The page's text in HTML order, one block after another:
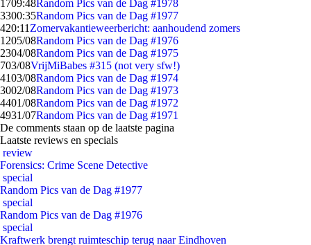
1709:48Random Pics van de Dag #1978
3300:35Random Pics van de Dag #1977
420:11 Zomervakantieweerbericht: aanhoudend zomers
1205/08Random Pics van de Dag #1976
2304/08Random Pics van de Dag #1975
703/08VrijMiBabes #315 (not very sfw!)
4103/08Random Pics van de Dag #1974
3002/08Random Pics van de Dag #1973
4401/08Random Pics van de Dag #1972
4931/07Random Pics van de Dag #1971
De comments staan op de laatste pagina
Laatste reviews en specials
review
Forensics: Crime Scene Detective
special
Random Pics van de Dag #1977
special
Random Pics van de Dag #1976
special
Kraftwerk brengt ruimteschip terug naar Eindhoven